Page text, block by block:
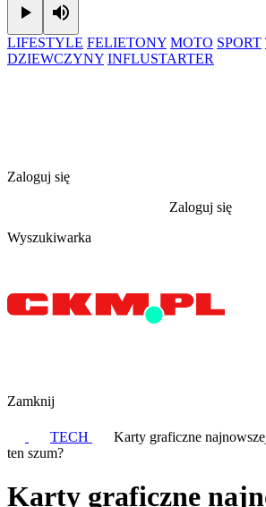
Play
LIFESTYLE FELIETONY MOTO SPORT
DZIEWCZYNY INFLUSTARTER
Zaloguj się
Zaloguj się
Wyszukiwarka
Zamknij
TECH
Karty graficzne
ten szum?
Karty graficzne